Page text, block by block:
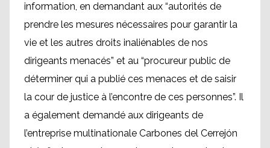
information, en demandant aux “autorités de
prendre les mesures nécessaires pour garantir la
vie et les autres droits inaliénables de nos
dirigeants menacés” et au “procureur public de
déterminer qui a publié ces menaces et de saisir
la cour de justice à l’encontre de ces personnes”. Il
a également demandé aux dirigeants de
l’entreprise multinationale Carbones del Cerrejón